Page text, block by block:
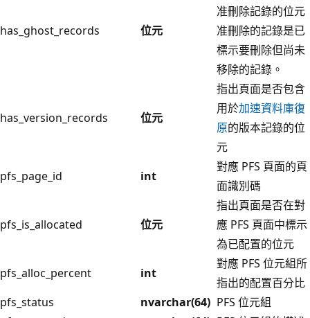
has_ghost_records 位元
准刪除記錄的位元
准刪除的記錄是已
標示要刪除但尚未
移除的記錄。
has_version_records 位元
指出頁面是否包含
用於加速資料庫復
原的版本記錄的位
元
pfs_page_id
int
對應 PFS 頁面的頁
面識別碼
pfs_is_allocated 位元
指出頁面是否在對
應 PFS 頁面中標示
為已配置的位元
pfs_alloc_percent
int
對應 PFS 位元組所
指出的配置百分比
pfs_status
nvarchar(64) PFS 位元組